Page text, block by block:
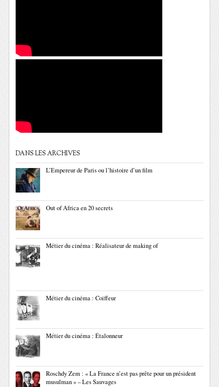
DANS LES ARCHIVES
L’Empereur de Paris ou l’histoire d’un film
Out of Africa en 20 secrets
Métier du cinéma : Réalisateur de making of
Métier du cinéma : Coiffeur
Métier du cinéma : Étalonneur
Roschdy Zem : « La France n’est pas prête pour un président
musulman » – Les Sauvages